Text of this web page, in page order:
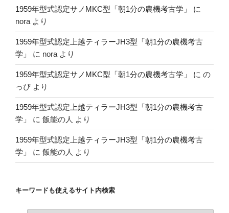
1959年型式認定サノMKC型「朝1分の農機考古学」
に
noraより
1959年型式認定上越ティラーJH3型「朝1分の農機考古
学」
に noraより
1959年型式認定サノMKC型「朝1分の農機考古学」 に の
っぴより
1959年型式認定上越ティラーJH3型「朝1分の農機考古
学」
に 飯能の人 より
1959年型式認定上越ティラーJH3型「朝1分の農機考古
学」
に 飯能の人 より
キーワードも使えるサイト内検索